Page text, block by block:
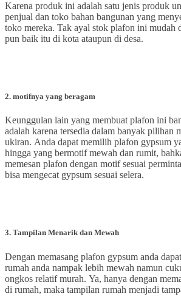
Karena produk ini adalah satu jenis produk
penjual dan toko bahan bangunan yang
toko mereka. Tak ayal stok plafon ini mudah
pun baik itu di kota ataupun di desa.
2. motifnya yang beragam
Keunggulan lain yang membuat plafon ini
adalah karena tersedia dalam banyak pilihan
ukiran. Anda dapat memilih plafon gypsum
hingga yang bermotif mewah dan rumit,
memesan plafon dengan motif sesuai
bisa mengecat gypsum sesuai selera.
3. Tampilan Menarik dan Mewah
Dengan memasang plafon gypsum anda
rumah anda nampak lebih mewah namun
ongkos relatif murah. Ya, hanya dengan
di rumah, maka tampilan rumah menjadi